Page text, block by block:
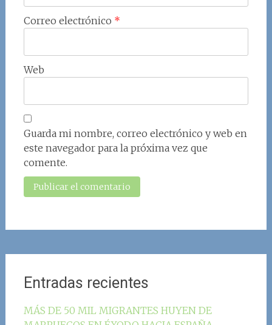
Correo electrónico *
Web
Guarda mi nombre, correo electrónico y web en
este navegador para la próxima vez que
comente.
Entradas recientes
MÁS DE 50 MIL MIGRANTES HUYEN DE